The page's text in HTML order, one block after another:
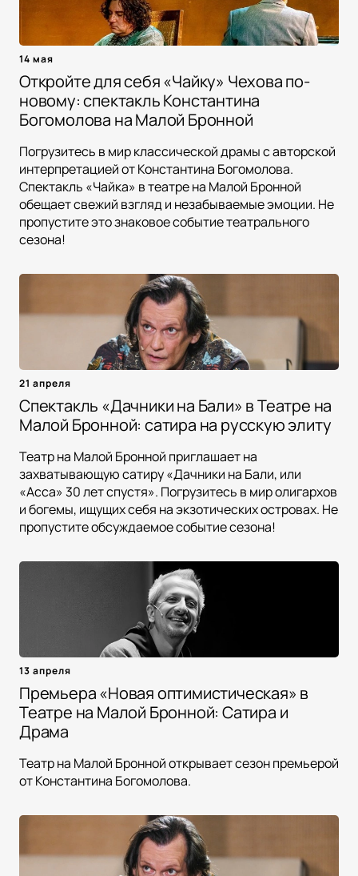
14 мая
Откройте для себя «Чайку» Чехова по-
новому: спектакль Константина
Богомолова на Малой Бронной
Погрузитесь в мир классической драмы с авторской
интерпретацией от Константина Богомолова.
Спектакль «Чайка» в театре на Малой Бронной
обещает свежий взгляд и незабываемые эмоции. Не
пропустите это знаковое событие театрального
сезона!
21 апреля
Спектакль «Дачники на Бали» в Театре на
Малой Бронной: сатира на русскую элиту
Театр на Малой Бронной приглашает на
захватывающую сатиру «Дачники на Бали, или
«Асса» 30 лет спустя». Погрузитесь в мир олигархов
и богемы, ищущих себя на экзотических островах. Не
пропустите обсуждаемое событие сезона!
13 апреля
Премьера «Новая оптимистическая» в
Театре на Малой Бронной: Сатира и
Драма
Театр на Малой Бронной открывает сезон премьерой
от Константина Богомолова.